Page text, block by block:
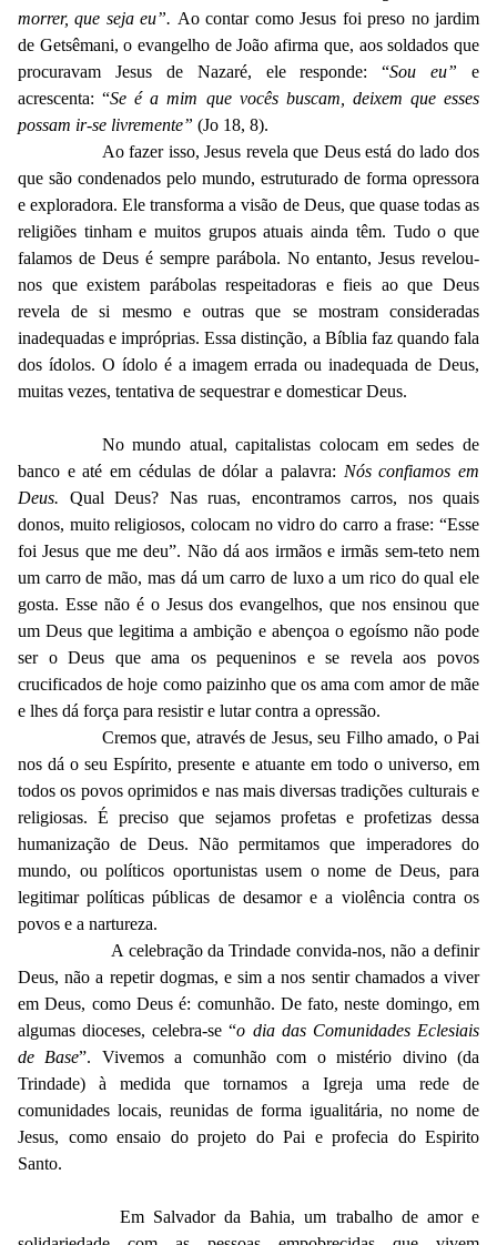
morrer, que seja eu”. Ao contar como Jesus foi preso no jardim
de Getsêmani, o evangelho de João afirma que, aos soldados que
procuravam Jesus de Nazaré, ele responde: “Sou eu” e
acrescenta: “Se é a mim que vocês buscam, deixem que esses
possam ir-se livremente” (Jo 18, 8).
Ao fazer isso, Jesus revela que Deus está do lado dos
que são condenados pelo mundo, estruturado de forma opressora
e exploradora. Ele transforma a visão de Deus, que quase todas as
religiões tinham e muitos grupos atuais ainda têm. Tudo o que
falamos de Deus é sempre parábola. No entanto, Jesus revelou-
nos que existem parábolas respeitadoras e fieis ao que Deus
revela de si mesmo e outras que se mostram consideradas
inadequadas e impróprias. Essa distinção, a Bíblia faz quando fala
dos ídolos. O ídolo é a imagem errada ou inadequada de Deus,
muitas vezes, tentativa de sequestrar e domesticar Deus.
No mundo atual, capitalistas colocam em sedes de
banco e até em cédulas de dólar a palavra: Nós confiamos em
Deus. Qual Deus? Nas ruas, encontramos carros, nos quais
donos, muito religiosos, colocam no vidro do carro a frase: “Esse
foi Jesus que me deu”. Não dá aos irmãos e irmãs sem-teto nem
um carro de mão, mas dá um carro de luxo a um rico do qual ele
gosta. Esse não é o Jesus dos evangelhos, que nos ensinou que
um Deus que legitima a ambição e abençoa o egoísmo não pode
ser o Deus que ama os pequeninos e se revela aos povos
crucificados de hoje como paizinho que os ama com amor de mãe
e lhes dá força para resistir e lutar contra a opressão.
Cremos que, através de Jesus, seu Filho amado, o Pai
nos dá o seu Espírito, presente e atuante em todo o universo, em
todos os povos oprimidos e nas mais diversas tradições culturais e
religiosas. É preciso que sejamos profetas e profetizas dessa
humanização de Deus. Não permitamos que imperadores do
mundo, ou políticos oportunistas usem o nome de Deus, para
legitimar políticas públicas de desamor e a violência contra os
povos e a nartureza.
A celebração da Trindade convida-nos, não a definir
Deus, não a repetir dogmas, e sim a nos sentir chamados a viver
em Deus, como Deus é: comunhão. De fato, neste domingo, em
algumas dioceses, celebra-se “o dia das Comunidades Eclesiais
de Base”. Vivemos a comunhão com o mistério divino (da
Trindade) à medida que tornamos a Igreja uma rede de
comunidades locais, reunidas de forma igualitária, no nome de
Jesus, como ensaio do projeto do Pai e profecia do Espirito
Santo.
Em Salvador da Bahia, um trabalho de amor e